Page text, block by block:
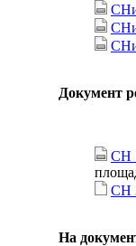
Документ
СН
СН
На